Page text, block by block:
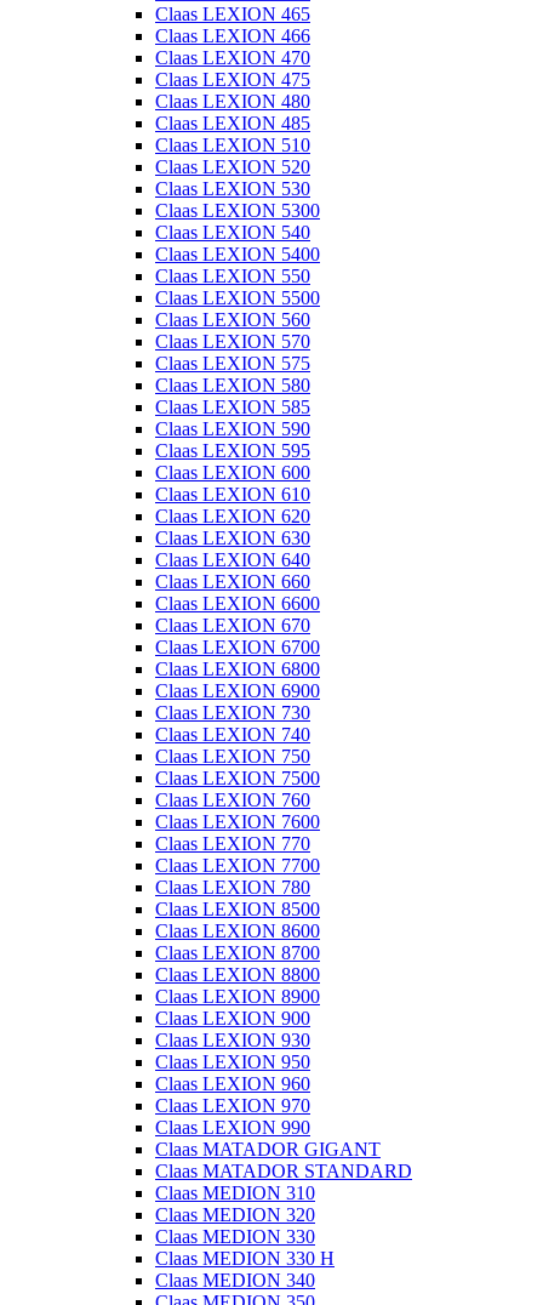
Claas LEXION 465
Claas LEXION 466
Claas LEXION 470
Claas LEXION 475
Claas LEXION 480
Claas LEXION 485
Claas LEXION 510
Claas LEXION 520
Claas LEXION 530
Claas LEXION 5300
Claas LEXION 540
Claas LEXION 5400
Claas LEXION 550
Claas LEXION 5500
Claas LEXION 560
Claas LEXION 570
Claas LEXION 575
Claas LEXION 580
Claas LEXION 585
Claas LEXION 590
Claas LEXION 595
Claas LEXION 600
Claas LEXION 610
Claas LEXION 620
Claas LEXION 630
Claas LEXION 640
Claas LEXION 660
Claas LEXION 6600
Claas LEXION 670
Claas LEXION 6700
Claas LEXION 6800
Claas LEXION 6900
Claas LEXION 730
Claas LEXION 740
Claas LEXION 750
Claas LEXION 7500
Claas LEXION 760
Claas LEXION 7600
Claas LEXION 770
Claas LEXION 7700
Claas LEXION 780
Claas LEXION 8500
Claas LEXION 8600
Claas LEXION 8700
Claas LEXION 8800
Claas LEXION 8900
Claas LEXION 900
Claas LEXION 930
Claas LEXION 950
Claas LEXION 960
Claas LEXION 970
Claas LEXION 990
Claas MATADOR GIGANT
Claas MATADOR STANDARD
Claas MEDION 310
Claas MEDION 320
Claas MEDION 330
Claas MEDION 330 H
Claas MEDION 340